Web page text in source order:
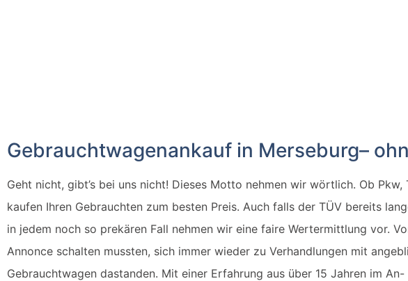
Gebrauchtwagenankauf in Merseburg–
Geht nicht, gibt’s bei uns nicht! Dieses Motto nehmen wir wörtlich. Ob
kaufen Ihren Gebrauchten zum besten Preis. Auch falls der TÜV bereits
in jedem noch so prekären Fall nehmen wir eine faire Wertermittlung vor.
Annonce schalten mussten, sich immer wieder zu Verhandlungen mit
Gebrauchtwagen dastanden. Mit einer Erfahrung aus über 15 Jahren im